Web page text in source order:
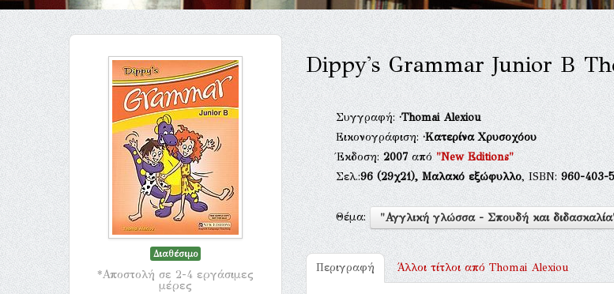
Διαθέσιμο
*Αποστολή σε 2-4 εργάσιμες
μέρες
Dippy's Grammar Junior B
Συγγραφή:·Thomai Alexiou
Εικονογράφιση:·Κατερίνα Χρυσοχόου
Έκδοση:2007από"New Editions"
Σελ.:96(29χ21), Μαλακό εξώφυλλο, ISBN:960-403-
Θέμα: "Αγγλική γλώσσα - Σπουδή και
Περιγραφή Άλλοι τίτλοι απόThomai Alexiou